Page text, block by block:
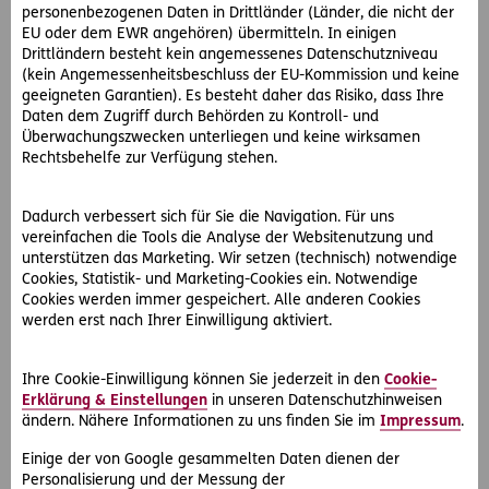
personenbezogenen Daten in Drittländer (Länder, die nicht der
EU oder dem EWR angehören) übermitteln. In einigen
Drittländern besteht kein angemessenes Datenschutzniveau
(kein Angemessenheitsbeschluss der EU-Kommission und keine
geeigneten Garantien). Es besteht daher das Risiko, dass Ihre
Daten dem Zugriff durch Behörden zu Kontroll- und
Überwachungszwecken unterliegen und keine wirksamen
Rechtsbehelfe zur Verfügung stehen.
Dadurch verbessert sich für Sie die Navigation. Für uns
vereinfachen die Tools die Analyse der Websitenutzung und
unterstützen das Marketing. Wir setzen (technisch) notwendige
Cookies, Statistik- und Marketing-Cookies ein. Notwendige
Cookies werden immer gespeichert. Alle anderen Cookies
werden erst nach Ihrer Einwilligung aktiviert.
Ihre Cookie-Einwilligung können Sie jederzeit in den Cookie-
Erklärung & Einstellungen in unseren Datenschutzhinweisen
ändern. Nähere Informationen zu uns finden Sie im Impressum.
Einige der von Google gesammelten Daten dienen der
Personalisierung und der Messung der
Familienangehörige, die keinen eigenen gesetzlichen
Krankenschutz haben.
Unfallversicherung
Die gesetzliche Unfallversicherung erfasst ca. 73 Prozent
und den Folgen von Arbeitsunfällen und Berufskrankheiten
bieten. Die Unfallversicherung umfasst beispielsweise
Präventionsmaßnahmen, Entschädigungen, die
arbeitsmedizinische Betreuung, die Unfallheilbehandlung
und Rehabilitation.
Unfällen, die dem privaten Bereich zuzurechnen sind und
ist nicht leistungszuständig.
Bei unselbstständigen Erwerbstätigen zahlen die
Dienstgeber die Beiträge. Selbstständige Erwerbstätige